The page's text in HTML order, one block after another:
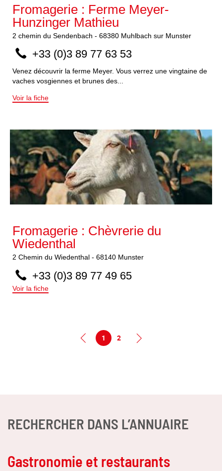
Fromagerie : Ferme Meyer-
Hunzinger Mathieu
2 chemin du Sendenbach - 68380 Muhlbach sur Munster
+33 (0)3 89 77 63 53
Venez découvrir la ferme Meyer. Vous verrez une vingtaine de
vaches vosgiennes et brunes des...
Voir la fiche
Fromagerie : Chèvrerie du
Wiedenthal
2 Chemin du Wiedenthal - 68140 Munster
+33 (0)3 89 77 49 65
Voir la fiche
1 2
RECHERCHER DANS L’ANNUAIRE
Gastronomie et restaurants